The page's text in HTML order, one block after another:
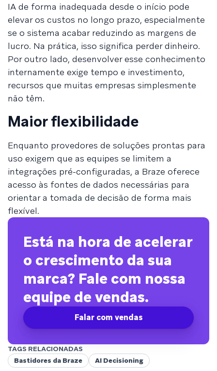
IA de forma inadequada desde o início pode
elevar os custos no longo prazo, especialmente
se o sistema acabar reduzindo as margens de
lucro. Na prática, isso significa perder dinheiro.
Por outro lado, desenvolver esse conhecimento
internamente exige tempo e investimento,
recursos que muitas empresas simplesmente
não têm.
Maior flexibilidade
Enquanto provedores de soluções prontas para
uso exigem que as equipes se limitem a
integrações pré-configuradas, a Braze oferece
acesso às fontes de dados necessárias para
orientar a tomada de decisão de forma mais
flexível.
Está na hora de acelerar
o crescimento da sua
marca? Fale com nossa
equipe de vendas.
Falar com vendas
TAGS RELACIONADAS
Bastidores da Braze
AI Decisioning